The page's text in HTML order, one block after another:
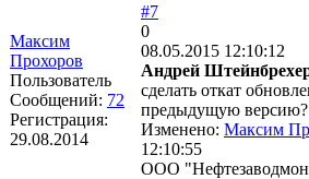
Максим
Прохоров
Пользователь
Сообщений: 72
Регистрация:
29.08.2014
#7
0
08.05.2015 12:10:12
Андрей
сделать откат
предыдущую версию?
Изменено: Максим
12:10:55
ООО